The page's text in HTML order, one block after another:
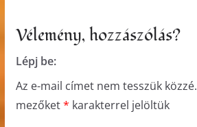
Vélemény, hozzászólás?
Lépj be:
Az e-mail címet nem tesszük közzé.
mezőket* karakterrel jelöltük